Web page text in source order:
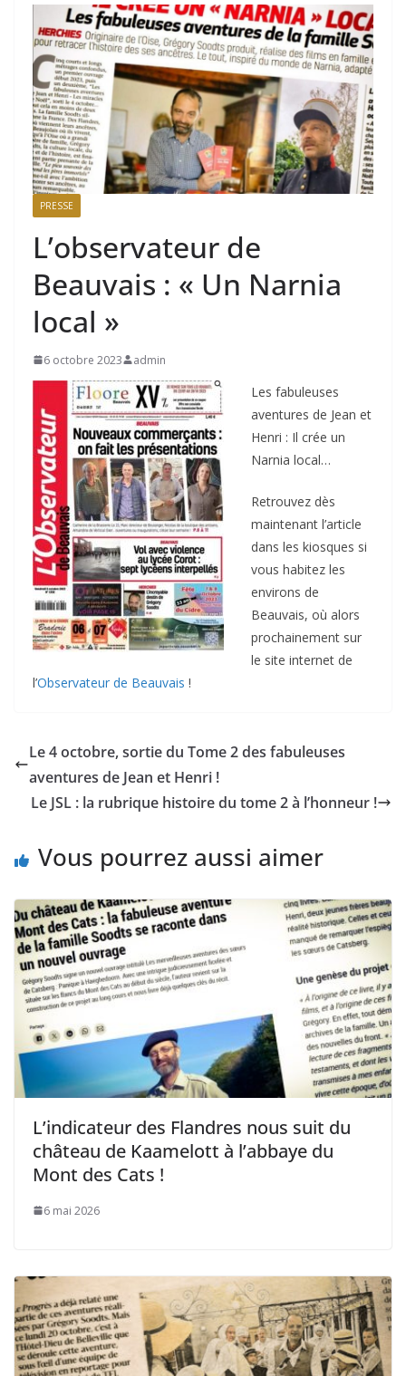
PRESSE
L’observateur de
Beauvais : « Un Narnia
local »
6 octobre 2023 admin
Les fabuleuses
aventures de Jean et
Henri : Il crée un
Narnia local…
Retrouvez dès
maintenant l’article
dans les kiosques si
vous habitez les
environs de
Beauvais, où alors
prochainement sur
le site internet de
l’Observateur de Beauvais !
Le 4 octobre, sortie du Tome 2 des fabuleuses
aventures de Jean et Henri !
Le JSL : la rubrique histoire du tome 2 à l’honneur !
Vous pourrez aussi aimer
L’indicateur des Flandres nous suit du
château de Kaamelott à l’abbaye du
Mont des Cats !
6 mai 2026